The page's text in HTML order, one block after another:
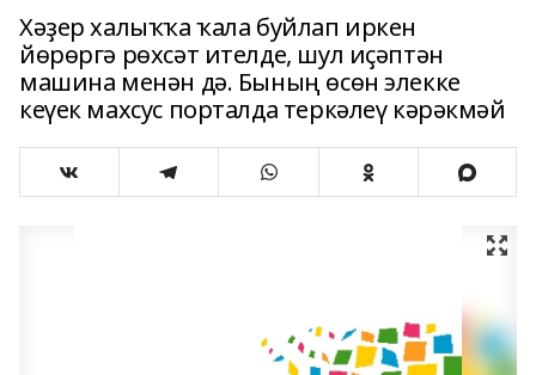
Хәҙер халыҡҡа ҡала буйлап иркен
йөрөргә рөхсәт ителде, шул иҫәптән
машина менән дә. Бының өсөн элекке
кеүек махсус порталда теркәлеү кәрәкмәй